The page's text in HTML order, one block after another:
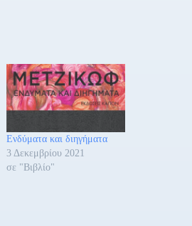
Ενδύματα και διηγήματα
3 Δεκεμβρίου 2021
σε "Βιβλίο"